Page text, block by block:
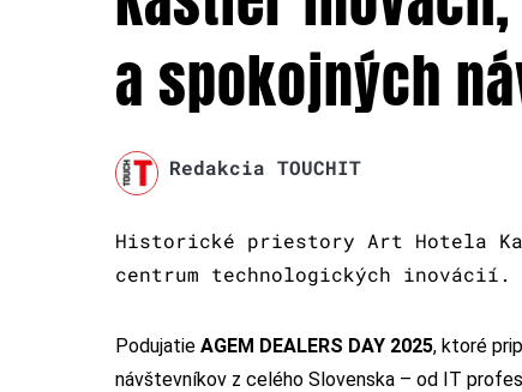
a spokojných
Redakcia TOUCHIT
Historické priestory Art Hotela
centrum technologických inovácií.
Podujatie AGEM DEALERS DAY 2025, ktoré
návštevníkov z celého Slovenska – od IT